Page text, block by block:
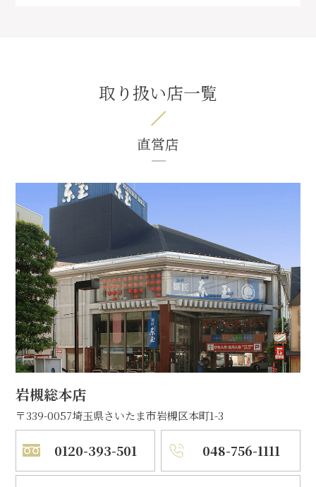
取り扱い店一覧
直営店
岩槻総本店
〒339-0057埼玉県さいたま市岩槻区本町1-3
0120-393-501 048-756-1111